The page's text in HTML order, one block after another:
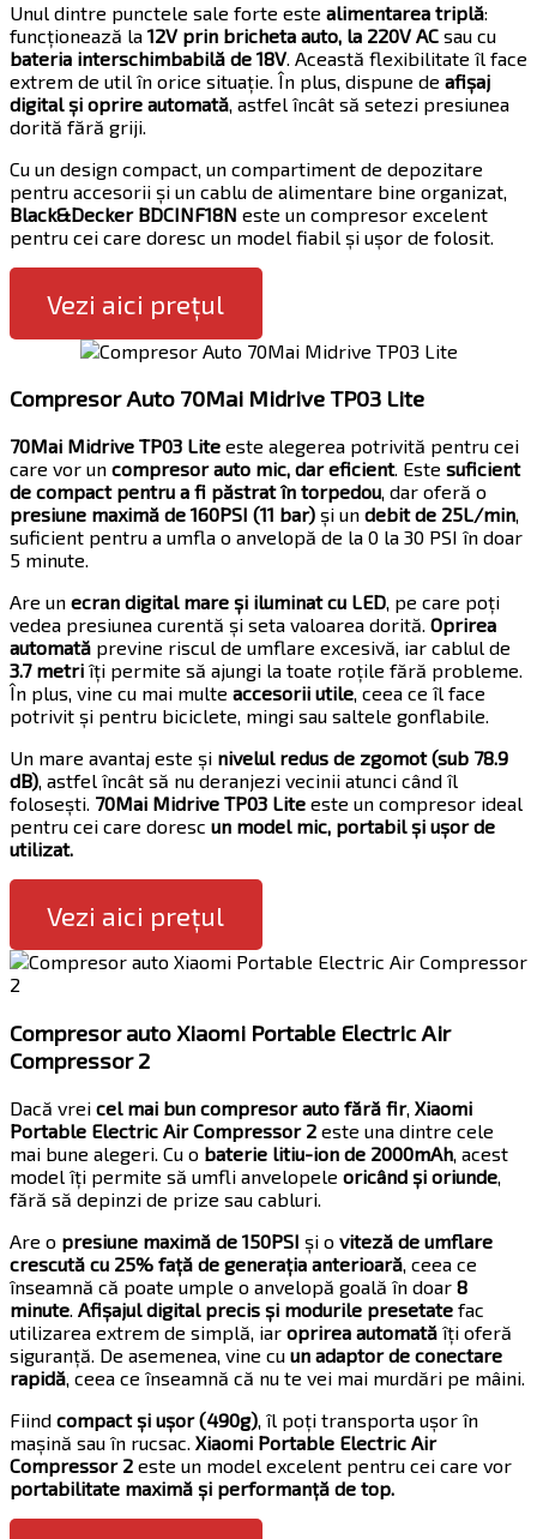
Unul dintre punctele sale forte este alimentarea triplă:
funcționează la 12V prin bricheta auto, la 220V AC sau cu
bateria interschimbabilă de 18V. Această flexibilitate îl face
extrem de util în orice situație. În plus, dispune de afișaj
digital și oprire automată, astfel încât să setezi presiunea
dorită fără griji.
Cu un design compact, un compartiment de depozitare
pentru accesorii și un cablu de alimentare bine organizat,
Black&Decker BDCINF18N este un compresor excelent
pentru cei care doresc un model fiabil și ușor de folosit.
Vezi aici prețul
Compresor Auto 70Mai Midrive TP03 Lite
70Mai Midrive TP03 Lite este alegerea potrivită pentru cei
care vor un compresor auto mic, dar eficient. Este suficient
de compact pentru a fi păstrat în torpedou, dar oferă o
presiune maximă de 160PSI (11 bar) și un debit de 25L/min,
suficient pentru a umfla o anvelopă de la 0 la 30 PSI în doar
5 minute.
Are un ecran digital mare și iluminat cu LED, pe care poți
vedea presiunea curentă și seta valoarea dorită. Oprirea
automată previne riscul de umflare excesivă, iar cablul de
3.7 metri îți permite să ajungi la toate roțile fără probleme.
În plus, vine cu mai multe accesorii utile, ceea ce îl face
potrivit și pentru biciclete, mingi sau saltele gonflabile.
Un mare avantaj este și nivelul redus de zgomot (sub 78.9
dB), astfel încât să nu deranjezi vecinii atunci când îl
folosești. 70Mai Midrive TP03 Lite este un compresor ideal
pentru cei care doresc un model mic, portabil și ușor de
utilizat.
Vezi aici prețul
Compresor auto Xiaomi Portable Electric Air
Compressor 2
Dacă vrei cel mai bun compresor auto fără fir, Xiaomi
Portable Electric Air Compressor 2 este una dintre cele
mai bune alegeri. Cu o baterie litiu-ion de 2000mAh , acest
model îți permite să umfli anvelopele oricând și oriunde
fără să depinzi de prize sau cabluri.
Are o presiune maximă de 150PSI și o viteză de umflare
crescută cu 25% față de generația anterioară , ceea ce
înseamnă că poate umple o anvelopă goală în doar 8
minute Afișajul digital precis și modurile presetate fac
utilizarea extrem de simplă, iar oprirea automată îți oferă
siguranță. De asemenea, vine cu un adaptor de conectare
rapidă , ceea ce înseamnă că nu te vei mai murdări pe mâini.
Fiind compact și ușor (490g) , îl poți transporta ușor în
mașină sau în rucsac. Xiaomi Portable Electric Air
Compressor 2 este un model excelent pentru cei care vor
portabilitate maximă și performanță de top.